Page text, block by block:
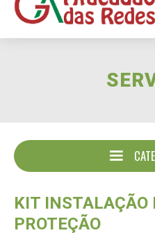
KIT INSTALAÇÃO
PROTEÇÃO